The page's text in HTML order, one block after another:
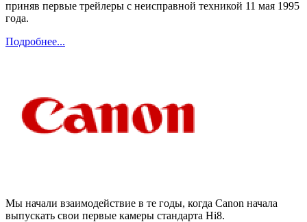
приняв первые трейлеры с неисправной техникой 11 мая 1995
года.
Подробнее...
Мы начали взаимодействие в те годы, когда Canon начала
выпускать свои первые камеры стандарта Hi8.